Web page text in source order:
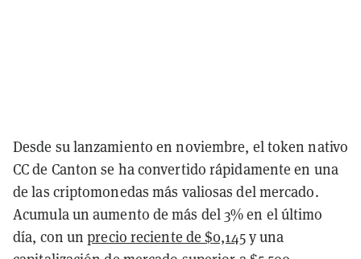
Desde su lanzamiento en noviembre, el token nativo
CC de Canton se ha convertido rápidamente en una
de las criptomonedas más valiosas del mercado.
Acumula un aumento de más del 3% en el último
día, con unprecio reciente de $0,145y una